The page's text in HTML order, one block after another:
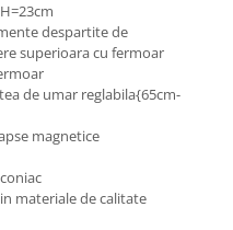
despartite de
superioara cu fermoar
de umar reglabila{65cm-
magnetice
materiale de calitate